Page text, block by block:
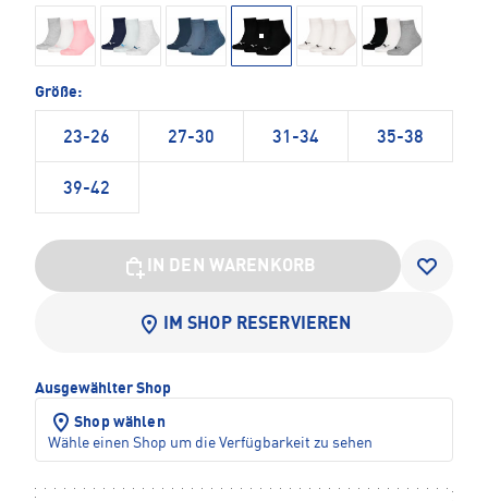
Größe:
23-26 27-30 31-34 35-38
39-42
IN DEN WARENKORB
IM SHOP RESERVIEREN
Ausgewählter Shop
Shop wählen
Wähle einen Shop um die Verfügbarkeit zu sehen